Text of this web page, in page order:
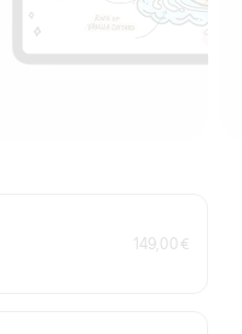
149,00 €